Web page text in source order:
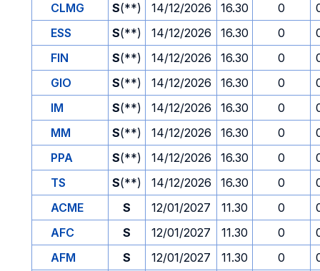
CLMG
S(**) 14/12/2026 16.30 0
ESS
S(**) 14/12/2026 16.30 0
FIN
S(**) 14/12/2026 16.30 0
GIO
S(**) 14/12/2026 16.30 0
IM
S(**) 14/12/2026 16.30 0
MM
S(**) 14/12/2026 16.30 0
PPA
S(**) 14/12/2026 16.30 0
TS
S(**) 14/12/2026 16.30 0
ACME
S 12/01/2027 11.30 0
AFC
S 12/01/2027 11.30 0
AFM
S 12/01/2027 11.30 0